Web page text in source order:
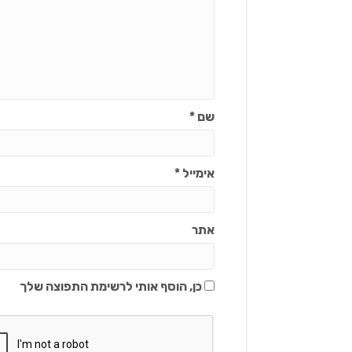
שם*
אימייל*
אתר
כן, הוסף אותי לרשימת התפוצה שלך